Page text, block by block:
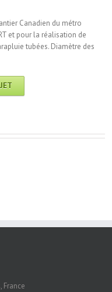
Canadien du métro
et pour la réalisation de
tubées. Diamètre des
France